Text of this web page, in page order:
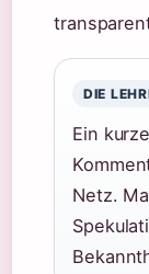
DIE
Ein
Netz.